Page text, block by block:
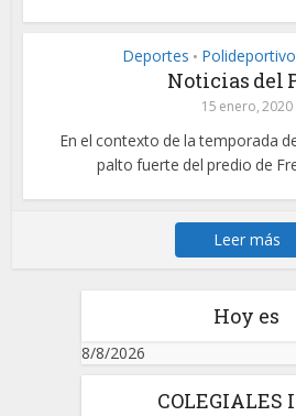
Deportes •
Noticias del
15 enero, 2020
En el contexto de la temporada
palto fuerte del predio de
Leer más
Hoy es
8/8/2026
COLEGIALES